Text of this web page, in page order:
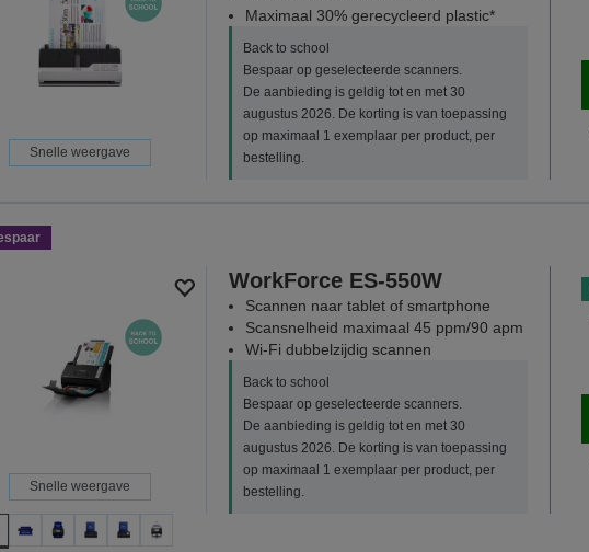
Snelle weergave
Maximaal 30% gerecycleerd plastic*
Back to school
Bespaar op geselecteerde scanners.
De aanbieding is geldig tot en met 30
augustus 2026. De korting is van toepassing
op maximaal 1 exemplaar per product, per
bestelling.
Snelle weergave
WorkForce ES-550W
Scannen naar tablet of smartphone
Scansnelheid maximaal 45 ppm/90 apm
Wi-Fi dubbelzijdig scannen
Back to school
Bespaar op geselecteerde scanners.
De aanbieding is geldig tot en met 30
augustus 2026. De korting is van toepassing
op maximaal 1 exemplaar per product, per
bestelling.